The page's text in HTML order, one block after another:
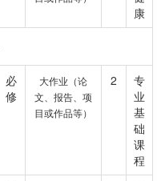
康
必
修
大作业（论
文、报告、项
目或作品等）
2
专
业
基
础
课
程